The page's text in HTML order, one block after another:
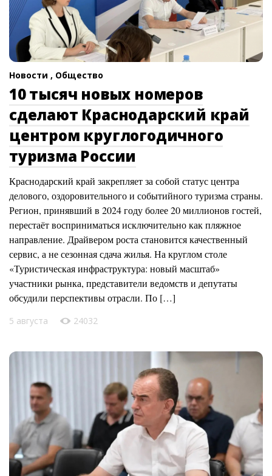
Новости , Общество
10 тысяч новых номеров
сделают Краснодарский край
центром круглогодичного
туризма России
Краснодарский край закрепляет за собой статус центра
делового, оздоровительного и событийного туризма страны.
Регион, принявший в 2024 году более 20 миллионов гостей,
перестаёт восприниматься исключительно как пляжное
направление. Драйвером роста становится качественный
сервис, а не сезонная сдача жилья. На круглом столе
«Туристическая инфраструктура: новый масштаб»
участники рынка, представители ведомств и депутаты
обсудили перспективы отрасли. По […]
5 августа 24032